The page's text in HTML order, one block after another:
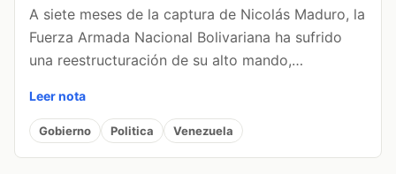
A siete meses de la captura de Nicolás Maduro, la
Fuerza Armada Nacional Bolivariana ha sufrido
una reestructuración de su alto mando,…
Leer nota
Gobierno Politica Venezuela